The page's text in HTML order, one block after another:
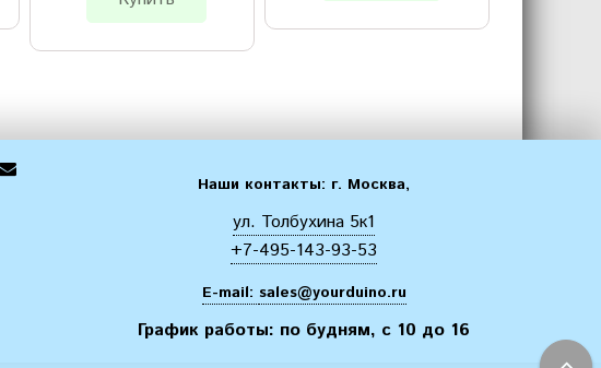
Наши контакты: г. Москва,
ул. Толбухина 5к1
+7-495-143-93-53
E-mail: sales@yourduino.ru
График работы: по будням, с 10 до 16